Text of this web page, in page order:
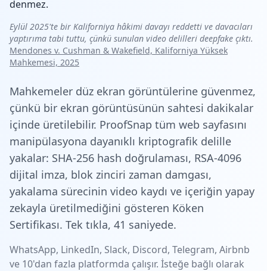
denmez.
Eylül 2025'te bir Kaliforniya hâkimi davayı reddetti ve davacıları
yaptırıma tabi tuttu, çünkü sunulan video delilleri deepfake çıktı.
Mendones v. Cushman & Wakefield, Kaliforniya Yüksek
Mahkemesi, 2025
Mahkemeler düz ekran görüntülerine güvenmez,
çünkü bir ekran görüntüsünün sahtesi dakikalar
içinde üretilebilir. ProofSnap tüm web sayfasını
manipülasyona dayanıklı kriptografik delille
yakalar: SHA-256 hash doğrulaması, RSA-4096
dijital imza, blok zinciri zaman damgası,
yakalama sürecinin video kaydı ve içeriğin yapay
zekayla üretilmediğini gösteren Köken
Sertifikası. Tek tıkla, 41 saniyede.
WhatsApp, LinkedIn, Slack, Discord, Telegram, Airbnb
ve 10'dan fazla platformda çalışır. İsteğe bağlı olarak